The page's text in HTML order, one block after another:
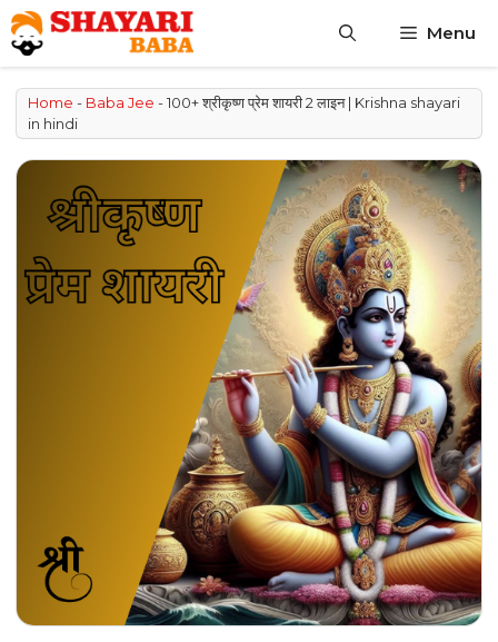
Skip
to
content
Menu
Home - Baba Jee -100+ श्रीकृष्ण प्रेम शायरी 2 लाइन | Krishna shayari
in hindi